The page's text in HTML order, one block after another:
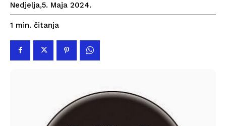
Nedjelja,5. Maja 2024.
1 min. čitanja